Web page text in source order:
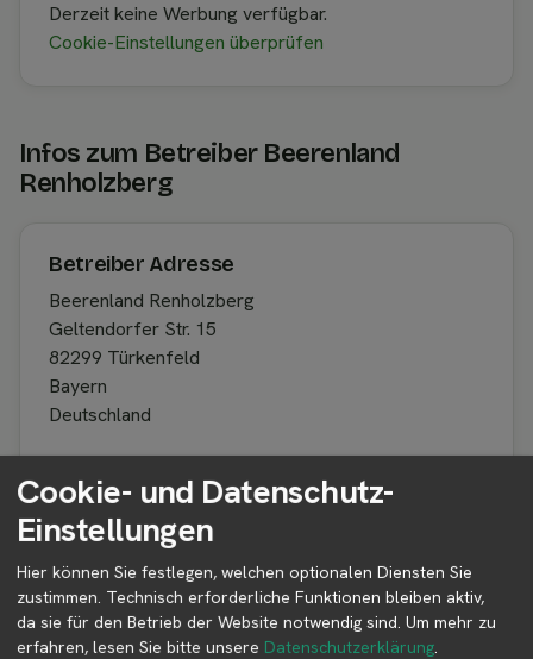
Derzeit keine Werbung verfügbar.
Cookie-Einstellungen überprüfen
Infos zum Betreiber Beerenland
Renholzberg
Betreiber Adresse
Beerenland Renholzberg
Geltendorfer Str. 15
82299 Türkenfeld
Bayern
Deutschland
Betreiber kontaktieren
Auf der Profilseite des Betreibers findest du weitere
Informationen zum Betreiber und
Kontaktmöglichkeiten.
Cookie- und Datenschutz-
Einstellungen
Hier können Sie festlegen, welchen optionalen Diensten Sie
zustimmen. Technisch erforderliche Funktionen bleiben aktiv,
da sie für den Betrieb der Website notwendig sind. Um mehr zu
erfahren, lesen Sie bitte unsere Datenschutzerklärung.